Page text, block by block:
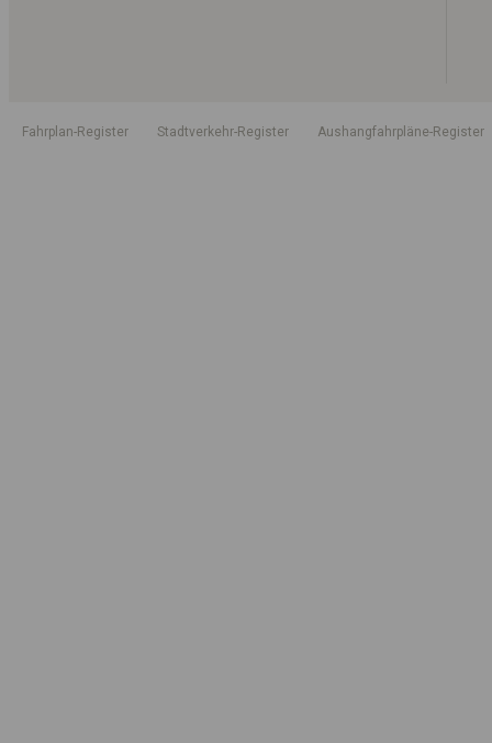
Fahrplan-Register Stadtverkehr-Register Aushangfahrpläne-Register